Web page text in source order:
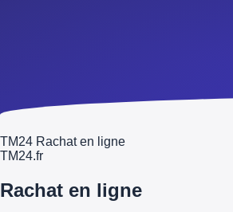
TM24 Rachat en ligne
TM24.fr
Rachat en ligne